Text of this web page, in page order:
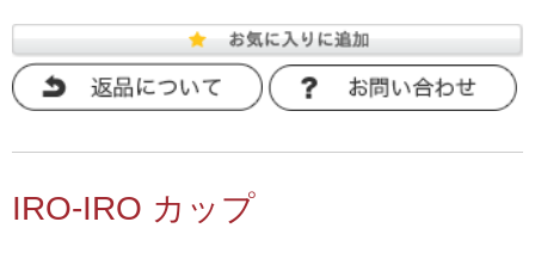
IRO-IRO カップ